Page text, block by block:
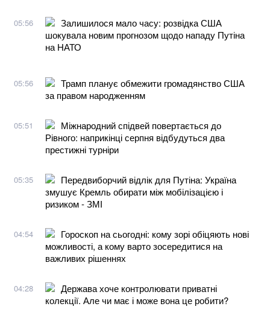
05:56
Залишилося мало часу: розвідка США
шокувала новим прогнозом щодо нападу Путіна
на НАТО
05:56
Трамп планує обмежити громадянство США
за правом народженням
05:51
Міжнародний спідвей повертається до
Рівного: наприкінці серпня відбудуться два
престижні турніри
05:35
Передвиборчий відлік для Путіна: Україна
змушує Кремль обирати між мобілізацією і
ризиком - ЗМІ
04:54
Гороскоп на сьогодні: кому зорі обіцяють нові
можливості, а кому варто зосередитися на
важливих рішеннях
04:28
Держава хоче контролювати приватні
колекції. Але чи має і може вона це робити?